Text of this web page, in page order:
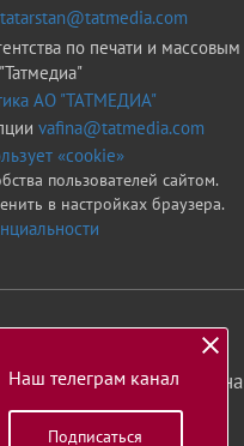
tatarstan@tatmedia.com
по печати и массовым
АО "ТАТМЕДИА"
vafina@tatmedia.com
«cookie»
пользователей сайтом.
в настройках браузера.
издание «Татарстан»
их фрагментов ссылка на
Наш телеграм канал
Подписаться